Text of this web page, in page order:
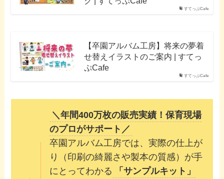
すてっぷCafe
すてっぷCafe
【卒園アルバム工房】将来の夢着
せ替えイラストのご案内 | すてっ
ぷCafe
＼年間400万枚の販売実績！保育現場
のプロがサポート／
卒園アルバム工房では、実際の仕上が
り（印刷の綺麗さや製本の質感）が手
にとってわかる
「サンプルキット」